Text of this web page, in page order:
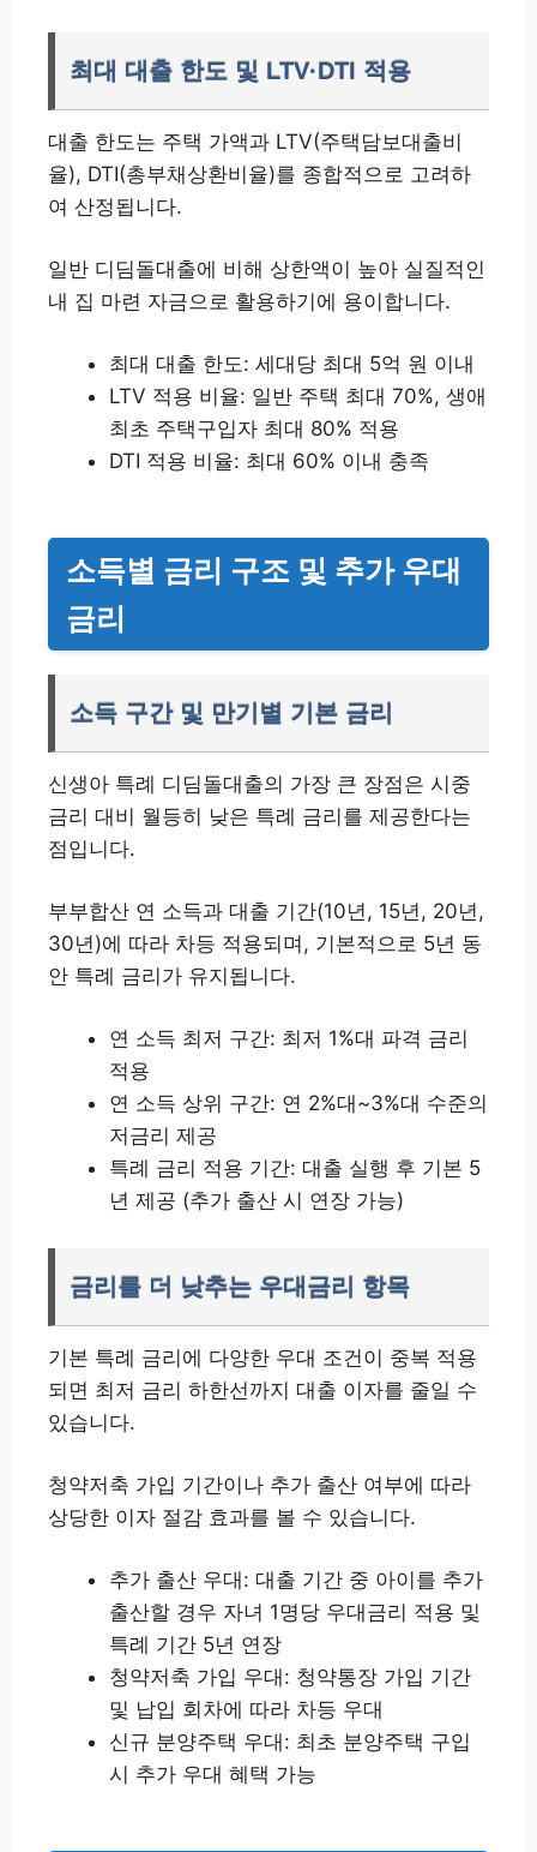
최대 대출 한도 및 LTV·DTI 적용
대출 한도는 주택 가액과 LTV(주택담보대출비
율), DTI(총부채상환비율)를 종합적으로 고려하
여 산정됩니다.
일반 디딤돌대출에 비해 상한액이 높아 실질적인
내 집 마련 자금으로 활용하기에 용이합니다.
최대 대출 한도: 세대당 최대 5억 원 이내
LTV 적용 비율: 일반 주택 최대 70%, 생애
최초 주택구입자 최대 80% 적용
DTI 적용 비율: 최대 60% 이내 충족
소득별 금리 구조 및 추가 우대
금리
소득 구간 및 만기별 기본 금리
신생아 특례 디딤돌대출의 가장 큰 장점은 시중
금리 대비 월등히 낮은 특례 금리를 제공한다는
점입니다.
부부합산 연 소득과 대출 기간(10년, 15년, 20년,
30년)에 따라 차등 적용되며, 기본적으로 5년 동
안 특례 금리가 유지됩니다.
연 소득 최저 구간: 최저 1%대 파격 금리
적용
연 소득 상위 구간: 연 2%대~3%대 수준의
저금리 제공
특례 금리 적용 기간: 대출 실행 후 기본 5
년 제공 (추가 출산 시 연장 가능)
금리를 더 낮추는 우대금리 항목
기본 특례 금리에 다양한 우대 조건이 중복 적용
되면 최저 금리 하한선까지 대출 이자를 줄일 수
있습니다.
청약저축 가입 기간이나 추가 출산 여부에 따라
상당한 이자 절감 효과를 볼 수 있습니다.
추가 출산 우대: 대출 기간 중 아이를 추가
출산할 경우 자녀 1명당 우대금리 적용 및
특례 기간 5년 연장
청약저축 가입 우대: 청약통장 가입 기간
및 납입 회차에 따라 차등 우대
신규 분양주택 우대: 최초 분양주택 구입
시 추가 우대 혜택 가능